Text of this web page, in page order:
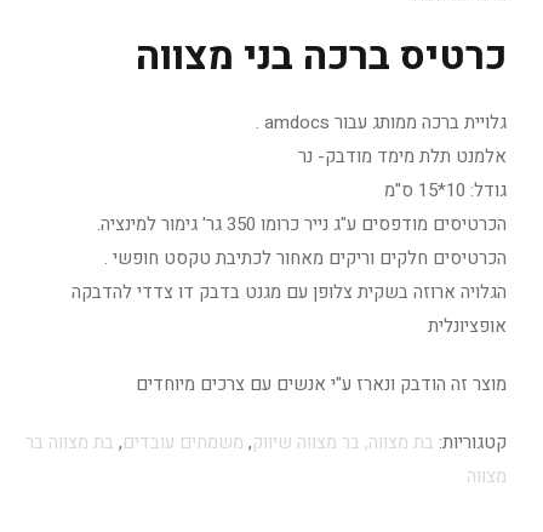
כרטיס ברכה בני מצווה
גלויית ברכה ממותג עבור amdocs .
אלמנט תלת מימד מודבק- נר
גודל: 10*15 ס"מ
הכרטיסים מודפסים ע"ג נייר כרומו 350 גר' גימור למינציה.
הכרטיסים חלקים וריקים מאחור לכתיבת טקסט חופשי .
הגלויה ארוזה בשקית צלופן עם מגנט בדבק דו צדדי להדבקה
אופציונלית
מוצר זה הודבק ונארז ע"י אנשים עם צרכים מיוחדים
קטגוריות: בת מצווה, בר מצווה שיווק, משמחים עובדים, בת מצווה בר
מצווה